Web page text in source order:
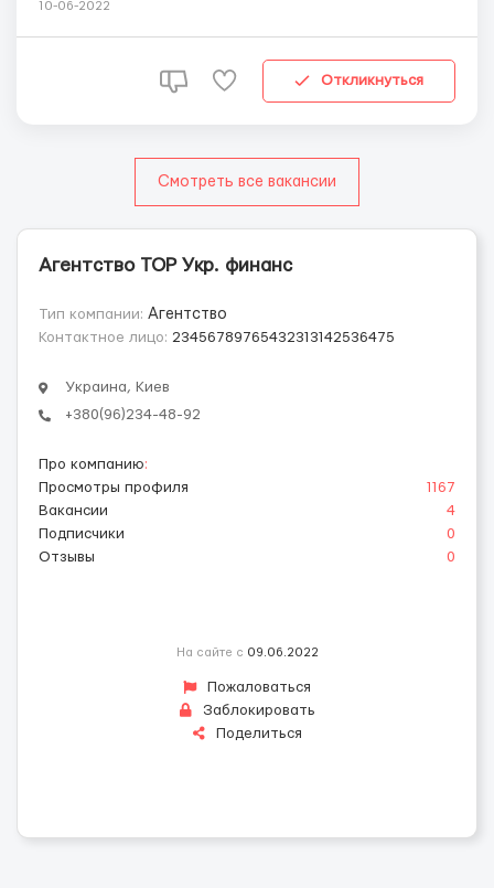
10-06-2022
Откликнуться
Смотреть все вакансии
Агентство ТОР Укр. финанс
Тип компании: Агентство
Контактное лицо: 23456789765432313142536475
Украина, Киев
+380(96)234-48-92
Про компанию:
Просмотры профиля
1167
Вакансии
4
Подписчики
0
Отзывы
0
На сайте с 09.06.2022
Пожаловаться
Заблокировать
Поделиться